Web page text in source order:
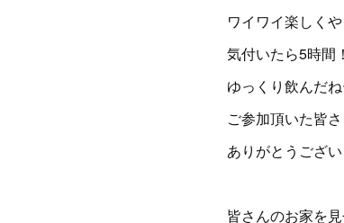
ワイワイ楽しくや
気付いたら5時間
ゆっくり飲んだね
ご参加頂いた皆さ
ありがとうござ
皆さんのお家を